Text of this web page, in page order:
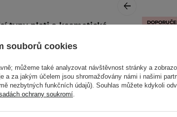
typy pleti a kosmetické
typy pleti a kosmetické
Cica
souborů cookies
můžeme také analyzovat návštěvnost stránky a
a za jakým účelem jsou shromažďovány námi i našimi
nezbytných funkčních údajů). Souhlas můžete kdykoli
ochrany soukromí.